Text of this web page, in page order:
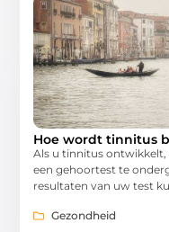
Hoe wordt tinnitus
Als u tinnitus ontwikkelt,
een gehoortest te
resultaten van uw test
Gezondheid